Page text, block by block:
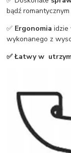
bądź
✅ Ergonomia idzie
wykonanego z
✅ Łatwy w